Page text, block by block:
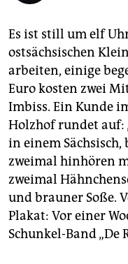
abo
genossenschaft
epaper login
Es ist still um elf
ostsächsischen
arbeiten, einige
Euro kosten zwei
Imbiss. Ein Kunde
Holzhof rundet auf:
in einem Sächsisch,
zweimal hinhören
zweimal
und brauner Soße.
Plakat: Vor einer
Schunkel-Band „De